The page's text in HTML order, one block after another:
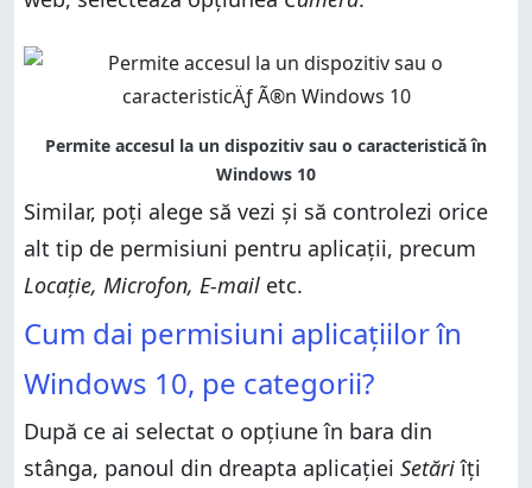
Similar, poți alege să vezi și să controlezi orice
alt tip de permisiuni pentru aplicații, precum
Locație, Microfon, E-mail etc.
Cum dai permisiuni aplicațiilor în
Windows 10, pe categorii?
După ce ai selectat o opțiune în bara din
stânga, panoul din dreapta aplicației Setăriîți